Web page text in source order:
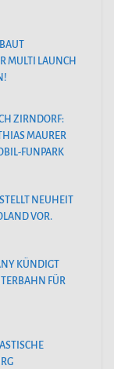
MULTI LAUNCH
ZIRNDORF:
MAURER
FUNPARK
NEUHEIT
VOR.
KÜNDIGT
FÜR 2